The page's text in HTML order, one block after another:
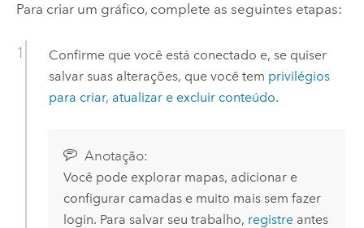
Para criar um gráfico, complete as seguintes etapas:
Confirme que você está conectado e, se quiser
salvar suas alterações, que você tem privilégios
para criar, atualizar e excluir conteúdo.
Anotação:
Você pode explorar mapas, adicionar e
configurar camadas e muito mais sem fazer
login. Para salvar seu trabalho, registreantes